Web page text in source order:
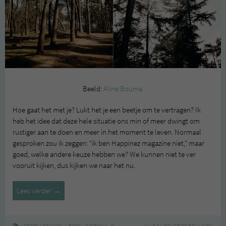
Beeld: Aline Bouma
Hoe gaat het met je? Lukt het je een beetje om te vertragen? Ik
heb het idee dat deze hele situatie ons min of meer dwingt om
rustiger aan te doen en meer in het moment te leven. Normaal
gesproken zou ik zeggen: “ik ben Happinez magazine niet,” maar
goed, welke andere keuze hebben we? We kunnen niet te ver
vooruit kijken, dus kijken we naar het nu.
Lees verder Fijne
vertragende
→